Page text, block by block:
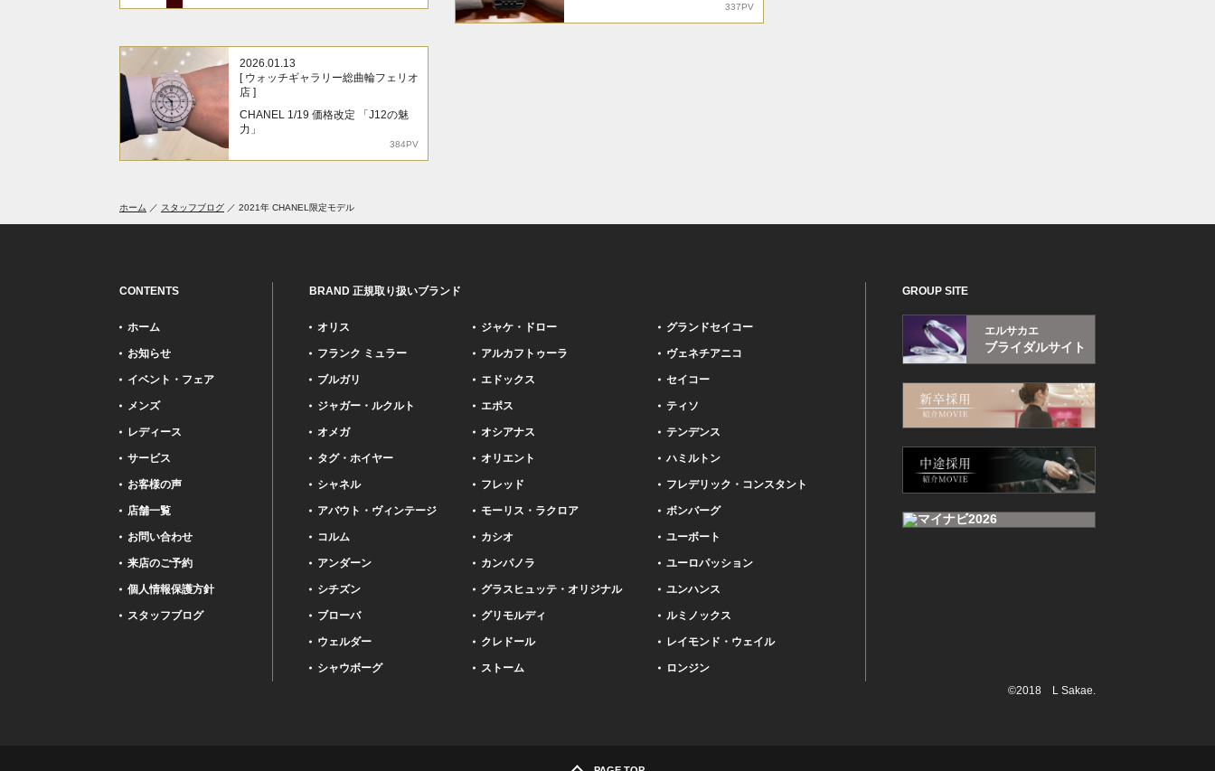
337PV
2026.01.13
[ ウォッチギャラリー総曲輪フェリオ
店 ]
CHANEL 1/19 価格改定 「J12の魅
力」
384PV
ホーム スタッフブログ 2021年 CHANEL限定モデル
CONTENTS
ホーム
お知らせ
イベント・フェア
メンズ
レディース
サービス
お客様の声
店舗一覧
お問い合わせ
来店のご予約
個人情報保護方針
スタッフブログ
BRAND 正規取り扱いブランド
オリス
フランク ミュラー
ブルガリ
ジャガー・ルクルト
オメガ
タグ・ホイヤー
シャネル
アバウト・ヴィンテージ
コルム
アンダーン
シチズン
ブローバ
ウェルダー
シャウボーグ
ジャケ・ドロー
アルカフトゥーラ
エドックス
エポス
オシアナス
オリエント
フレッド
モーリス・ラクロア
カシオ
カンパノラ
グラスヒュッテ・オリジナル
グリモルディ
クレドール
ストーム
グランドセイコー
ヴェネチアニコ
セイコー
ティソ
テンデンス
ハミルトン
フレデリック・コンスタント
ボンバーグ
ユーボート
ユーロパッション
ユンハンス
ルミノックス
レイモンド・ウェイル
ロンジン
GROUP SITE
エルサカエ
ブライダルサイト
©2018 L Sakae.